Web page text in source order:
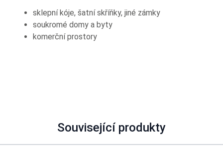
sklepní kóje, šatní skříňky, jiné zámky
soukromé domy a byty
komerční prostory
Související produkty